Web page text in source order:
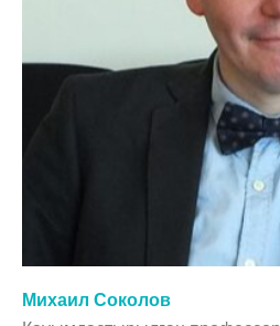
Михаил Соколов